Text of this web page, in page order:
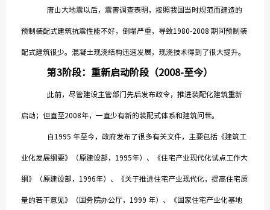
唐山大地震以后，震害调查表明，按照我国当时规范而建造的
预制装配式建筑抗震性能不好，倒塌严重，导致1980-2008 期间预制装
配式建筑很少。混凝土现浇结构迅速发展，现浇技术得到了很大提升。
第3阶段：重新启动阶段（2008-至今）
此前，尽管建设主管部门先后发布政令，推进装配化建筑重新
启动；但直至2008年，一直少有新的装配式体系和建筑问世。
自1995 年至今，政府发布了很多有关文件，主要包括《建筑工
业化发展纲要》（原建设部，1995年）、《住宅产业现代化试点工作大
纲》（原建设部，1996年）、《关于推进住宅产业现代化，提高住宅质
量的若干意见》（国务院办公厅，1999 年）、《国家住宅产业化基地